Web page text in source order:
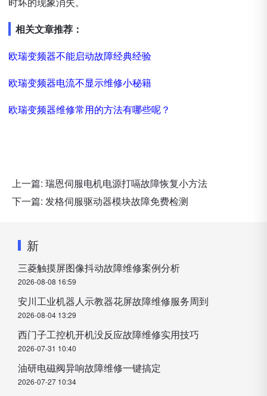
相关文章推荐：
欧瑞变频器不能启动故障经典经验
欧瑞变频器电流不显示维修小秘籍
欧瑞变频器维修常用的方法有哪些呢？
上一篇: 瑞恩伺服电机电源打嗝故障恢复小方法
下一篇: 发格伺服驱动器模块故障免费检测
新
三菱触摸屏图像抖动故障维修案例分析
2026-08-08 16:59
安川工业机器人示教器花屏故障维修服务周到
2026-08-04 13:29
西门子工控机开机没反应故障维修实用技巧
2026-07-31 10:40
油研电磁阀异响故障维修一键搞定
2026-07-27 10:34